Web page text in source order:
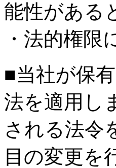
能性がある
・法的権限
■当社が保
法を適用し
される法令
目の変更を